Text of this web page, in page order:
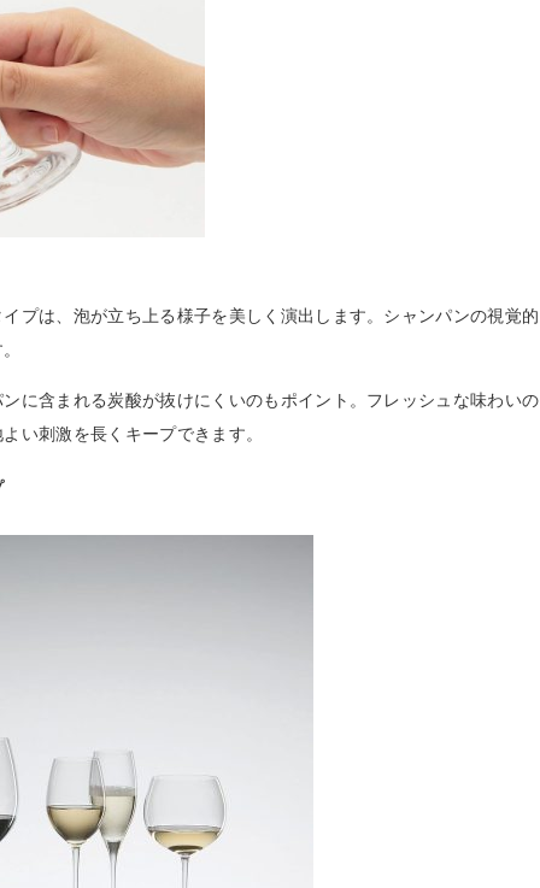
プは、泡が立ち上る様子を美しく演出します。シャンパンの視覚的
に含まれる炭酸が抜けにくいのもポイント。フレッシュな味わいの
い刺激を長くキープできます。